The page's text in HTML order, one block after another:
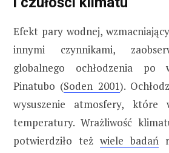
Efekt pary wodnej,
innymi czynnikami,
globalnego ochłodzenia po
Pinatubo (Soden 2001).
wysuszenie atmosfery, które
temperatury. Wrażliwość
potwierdziło też wiele badań